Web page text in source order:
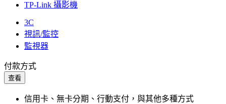
TP-Link 攝影機
3C
視訊/監控
監視器
付款方式
查看
信用卡、無卡分期、行動支付，與其他多種方式